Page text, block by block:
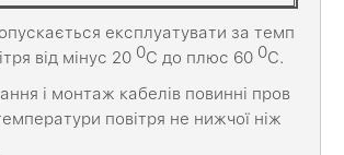
експлуатувати за темп
від мінус 20 0С до плюс 60 0С.
і монтаж кабелів повинні пров
повітря не нижчої ніж